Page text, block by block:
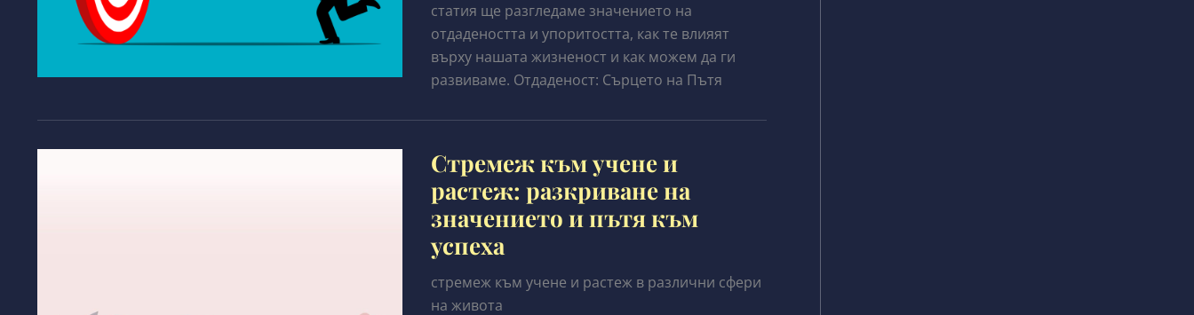
статия ще разгледаме значението на
отдадеността и упоритостта, как те влияят
върху нашата жизненост и как можем да ги
развиваме. Отдаденост: Сърцето на Пътя
Стремеж към учене и
растеж: разкриване на
значението и пътя към
успеха
стремеж към учене и растеж в различни сфери
на живота